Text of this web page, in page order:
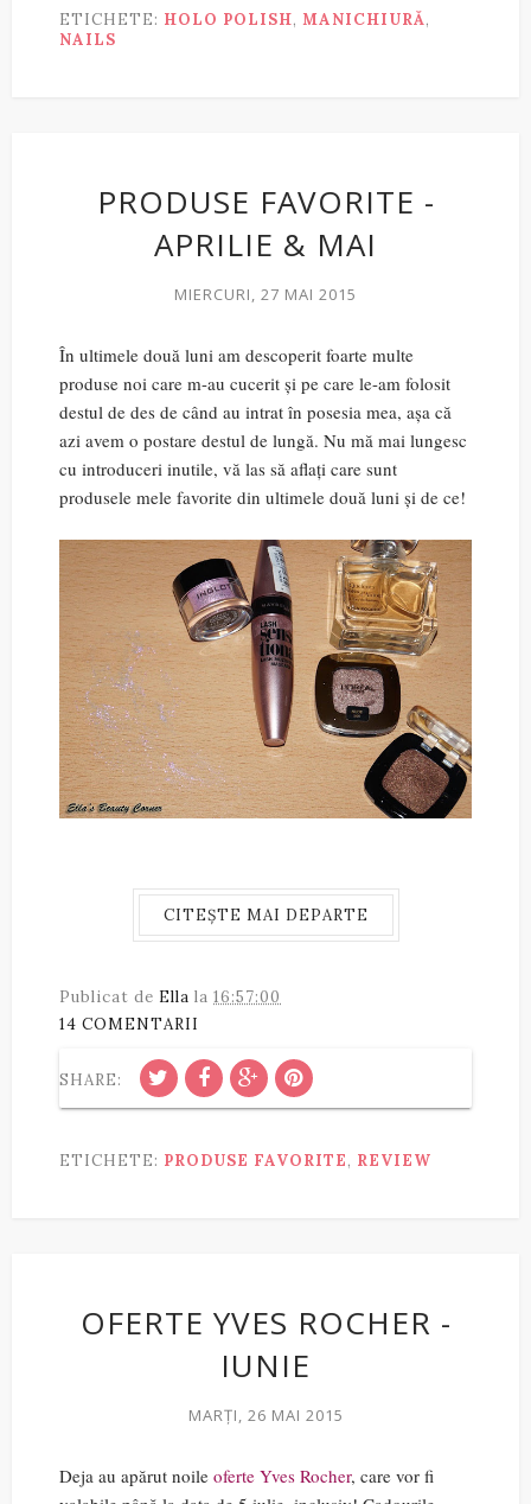
ETICHETE: HOLO POLISH, MANICHIURĂ,
NAILS
PRODUSE FAVORITE -
APRILIE & MAI
MIERCURI, 27 MAI 2015
În ultimele două luni am descoperit foarte multe
produse noi care m-au cucerit și pe care le-am folosit
destul de des de când au intrat în posesia mea, așa că
azi avem o postare destul de lungă. Nu mă mai lungesc
cu introduceri inutile, vă las să aflați care sunt
produsele mele favorite din ultimele două luni și de ce!
CITEȘTE MAI DEPARTE
Publicat de Ella la 16:57:00
14 COMENTARII
SHARE:
ETICHETE: PRODUSE FAVORITE, REVIEW
OFERTE YVES ROCHER -
IUNIE
MARȚI, 26 MAI 2015
Deja au apărut noile oferte Yves Rocher, care vor fi